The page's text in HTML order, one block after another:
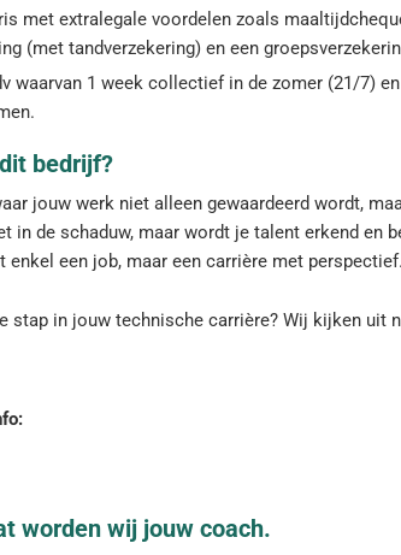
met extralegale voordelen zoals
(met tandverzekering) en een
waarvan 1 week collectief in de zomer (21/7)
bedrijf?
jouw werk niet alleen gewaardeerd wordt,
in de schaduw, maar wordt je talent erkend en
een job, maar een carrière met perspectief.
stap in jouw technische carrière? Wij kijken uit
worden wij jouw coach.